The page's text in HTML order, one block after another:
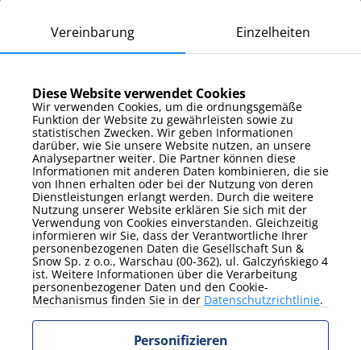
Zeig mehr
Bügeleisen
Bettwäsche und
Handtücher
Gartenmöbel
Zeig mehr
Zusätzliche Eigenschaften
Balkon / Terrasse
Einstufig
tierfreundlich
Zeig mehr
Abonnieren Sie
den Newsletterund bleiben Sie mit
Vereinbarung Einzelheiten
Diese Website verwendet Cookies
Wir verwenden Cookies, um die ordnungsgemäße
Funktion der Website zu gewährleisten sowie zu
statistischen Zwecken. Wir geben Informationen
darüber, wie Sie unsere Website nutzen, an unsere
Analysepartner weiter. Die Partner können diese
Informationen mit anderen Daten kombinieren, die sie
von Ihnen erhalten oder bei der Nutzung von deren
Dienstleistungen erlangt werden. Durch die weitere
Nutzung unserer Website erklären Sie sich mit der
Verwendung von Cookies einverstanden. Gleichzeitig
informieren wir Sie, dass der Verantwortliche Ihrer
personenbezogenen Daten die Gesellschaft Sun &
Snow Sp. z o.o., Warschau (00-362), ul. Galczyńskiego 4
ist. Weitere Informationen über die Verarbeitung
personenbezogener Daten und den Cookie-
Mechanismus finden Sie in der Datenschutzrichtlinie.
Personifizieren